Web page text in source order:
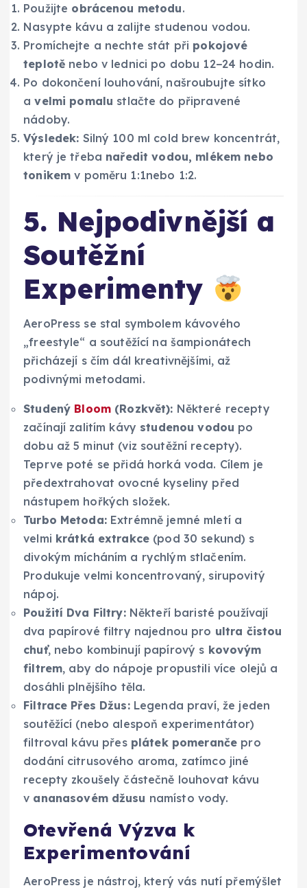
Použijte obrácenou metodu.
Nasypte kávu a zalijte studenou vodou.
Promíchejte a nechte stát při pokojové
teplotě nebo v lednici po dobu 12−24 hodin.
Po dokončení louhování, našroubujte sítko
avelmi pomalu stlačte do připravené
nádoby.
Výsledek: Silný 100 ml cold brew koncentrát,
který je třeba naředit vodou, mlékem nebo
tonikem v poměru 1:1nebo 1:2.
5. Nejpodivnější a
Soutěžní
Experimenty
AeroPress se stal symbolem kávového
„freestyle“ a soutěžící na šampionátech
přicházejí s čím dál kreativnějšími, až
podivnými metodami.
Studený Bloom(Rozkvět): Některé recepty
začínají zalitím kávy studenou vodou po
dobu až 5 minut (viz soutěžní recepty).
Teprve poté se přidá horká voda. Cílem je
předextrahovat ovocné kyseliny před
nástupem hořkých složek.
Turbo Metoda:Extrémně jemné mletí a
velmi krátká extrakce (pod 30 sekund) s
divokým mícháním a rychlým stlačením.
Produkuje velmi koncentrovaný, sirupovitý
nápoj.
Použití Dva Filtry:Někteří baristé používají
dva papírové filtry najednou pro ultra čistou
chuť, nebo kombinují papírový s kovovým
filtrem, aby do nápoje propustili více olejů a
dosáhli plnějšího těla.
Filtrace Přes Džus:Legenda praví, že jeden
soutěžící (nebo alespoň experimentátor)
filtroval kávu přes plátek pomeranče pro
dodání citrusového aroma, zatímco jiné
recepty zkoušely částečně louhovat kávu
v ananasovém džusu namísto vody.
Otevřená Výzva k
Experimentování
AeroPress je nástroj, který vás nutí přemýšlet